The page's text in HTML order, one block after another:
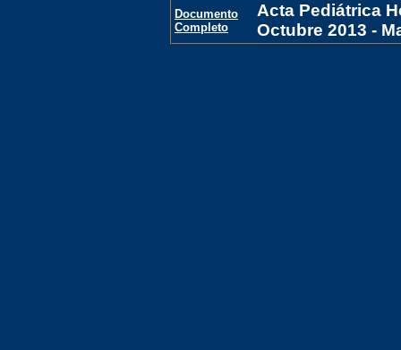
Documento
Completo
Acta Pediátrica
Octubre 2013 -